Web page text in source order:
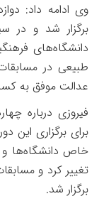
وی ادامه داد:
برگزار شد و در
دانشگاه‌های
طبیعی در
عدالت موفق به
فیروزی درباره
برای برگزاری این
خاص دانشگاه‌ها
تغییر کرد و
برگزار شد.